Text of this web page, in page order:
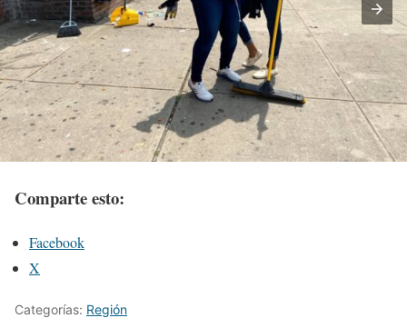
Comparte esto:
Facebook
X
Categorías: Región